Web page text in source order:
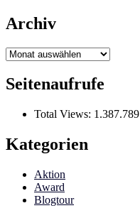
Archiv
Archiv
Seitenaufrufe
Total Views: 1.387.789
Kategorien
Aktion
Award
Blogtour